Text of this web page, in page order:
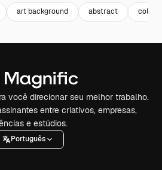
art background abstract
você direcionar seu melhor trabalho.
entre criativos, empresas,
e estúdios.
Português